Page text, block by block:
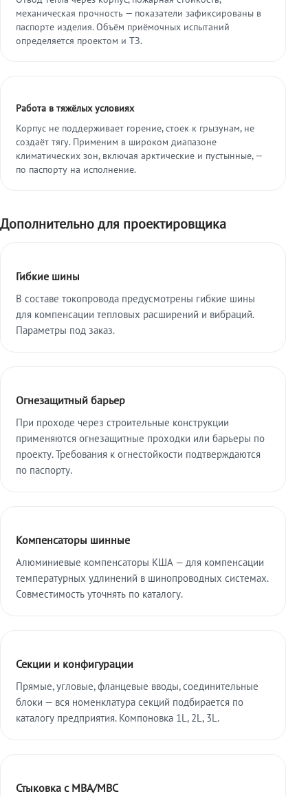
механическая прочность — показатели зафиксированы в
паспорте изделия. Объём приёмочных испытаний
определяется проектом и ТЗ.
Работа в тяжёлых условиях
Корпус не поддерживает горение, стоек к грызунам, не
создаёт тягу. Применим в широком диапазоне
климатических зон, включая арктические и пустынные, —
по паспорту на исполнение.
Дополнительно для проектировщика
Гибкие шины
В составе токопровода предусмотрены гибкие шины
для компенсации тепловых расширений и вибраций.
Параметры под заказ.
Огнезащитный барьер
При проходе через строительные конструкции
применяются огнезащитные проходки или барьеры по
проекту. Требования к огнестойкости подтверждаются
по паспорту.
Компенсаторы шинные
Алюминиевые компенсаторы КША — для компенсации
температурных удлинений в шинопроводных системах.
Совместимость уточнять по каталогу.
Секции и конфигурации
Прямые, угловые, фланцевые вводы, соединительные
блоки — вся номенклатура секций подбирается по
каталогу предприятия. Компоновка 1L, 2L, 3L.
Стыковка с МВА/МВС